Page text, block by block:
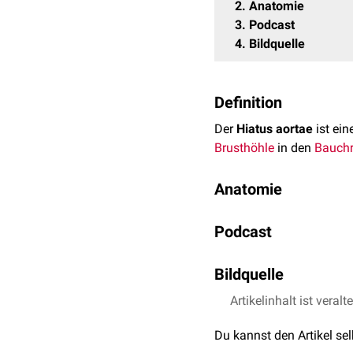
2 Anatomie
3 Podcast
4 Bildquelle
Definition
Der Hiatus aortae ist
Brusthöhle in den
Anatomie
von derMedianebene
Grenze zwischen der
Genauer gesagt
haben
Podcast
Bildquelle
Bildquelle Podcast:
Artikelinhalt ist
Du kannst den Artikel